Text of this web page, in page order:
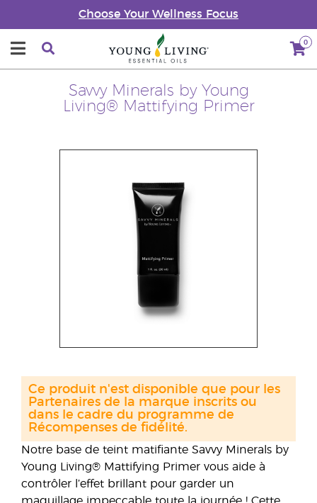
Choose Your Wellness Focus
0
Savvy Minerals by Young
Living® Mattifying Primer
Notre base de teint matifiante Savvy Minerals by
Young Living® Mattifying Primer vous aide à
contrôler l’effet brillant pour garder un
Ce produit n'est disponible que pour les
Partenaires de la marque inscrits ou
dans le cadre du programme de
Récompenses de fidélité.